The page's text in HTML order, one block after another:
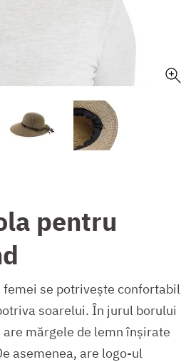
pentru
femei se potrivește confortabil
soarelui. În jurul borului
are mărgele de lemn înșirate
asemenea, are logo-ul